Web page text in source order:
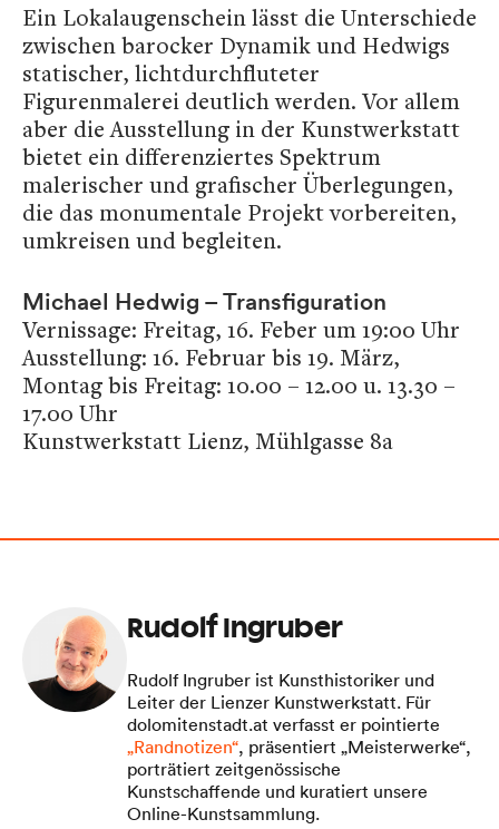
Ein Lokalaugenschein lässt die Unterschiede
zwischen barocker Dynamik und Hedwigs
statischer, lichtdurchfluteter
Figurenmalerei deutlich werden. Vor allem
aber die Ausstellung in der Kunstwerkstatt
bietet ein differenziertes Spektrum
malerischer und grafischer Überlegungen,
die das monumentale Projekt vorbereiten,
umkreisen und begleiten.
Michael Hedwig – Transfiguration
Vernissage: Freitag, 16. Feber um 19:00 Uhr
Ausstellung: 16. Februar bis 19. März,
Montag bis Freitag: 10.00 – 12.00 u. 13.30 –
17.00 Uhr
Kunstwerkstatt Lienz, Mühlgasse 8a
Rudolf Ingruber
Rudolf Ingruber ist Kunsthistoriker und
Leiter der Lienzer Kunstwerkstatt. Für
dolomitenstadt.at verfasst er pointierte
„Randnotizen“, präsentiert „Meisterwerke“,
porträtiert zeitgenössische
Kunstschaffende und kuratiert unsere
Online-Kunstsammlung.